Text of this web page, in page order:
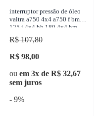
interruptor pressão de óleo
valtra a750 4x4 a750 f bm
125 i 4x4 bh 180 4x4 bm
110 4x4 1950-2017 3-rho -
3332
R$ 107,80
R$ 98,00
ou em 3x de R$ 32,67
sem juros
- 9%